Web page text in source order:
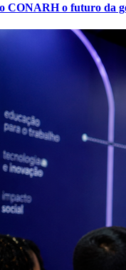
CONARH o futuro da